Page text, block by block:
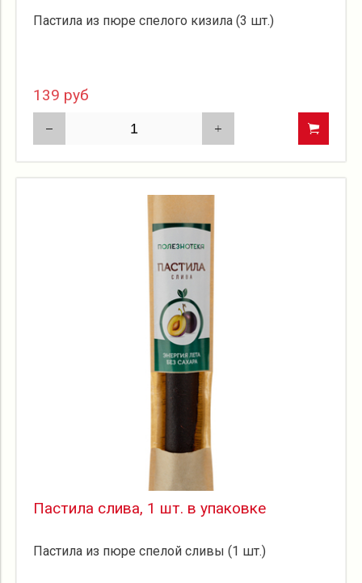
Пастила из пюре спелого кизила (3 шт.)
139 руб
Пастила слива, 1 шт. в упаковке
Пастила из пюре спелой сливы (1 шт.)